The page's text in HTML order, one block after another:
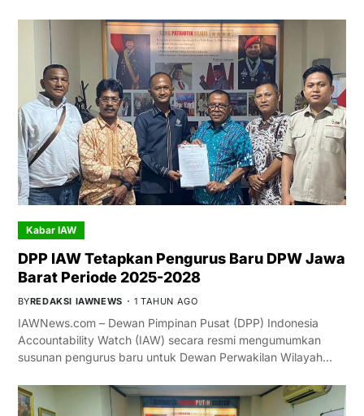
Kabar IAW
DPP IAW Tetapkan Pengurus Baru DPW Jawa
Barat Periode 2025-2028
BYREDAKSI IAWNEWS 1 TAHUN AGO
IAWNews.com – Dewan Pimpinan Pusat (DPP) Indonesia
Accountability Watch (IAW) secara resmi mengumumkan
susunan pengurus baru untuk Dewan Perwakilan Wilayah…